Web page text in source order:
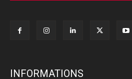
INFORMATIONS